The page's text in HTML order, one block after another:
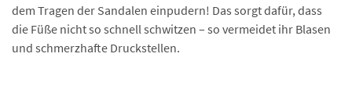
dem Tragen der Sandalen einpudern! Das sorgt dafür, dass
die Füße nicht so schnell schwitzen – so vermeidet ihr Blasen
und schmerzhafte Druckstellen.